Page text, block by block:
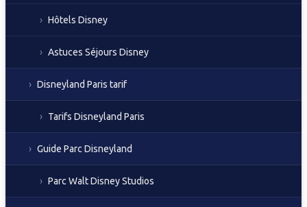
Hôtels Disney
Astuces Séjours Disney
Disneyland Paris tarif
Tarifs Disneyland Paris
Guide Parc Disneyland
Parc Walt Disney Studios